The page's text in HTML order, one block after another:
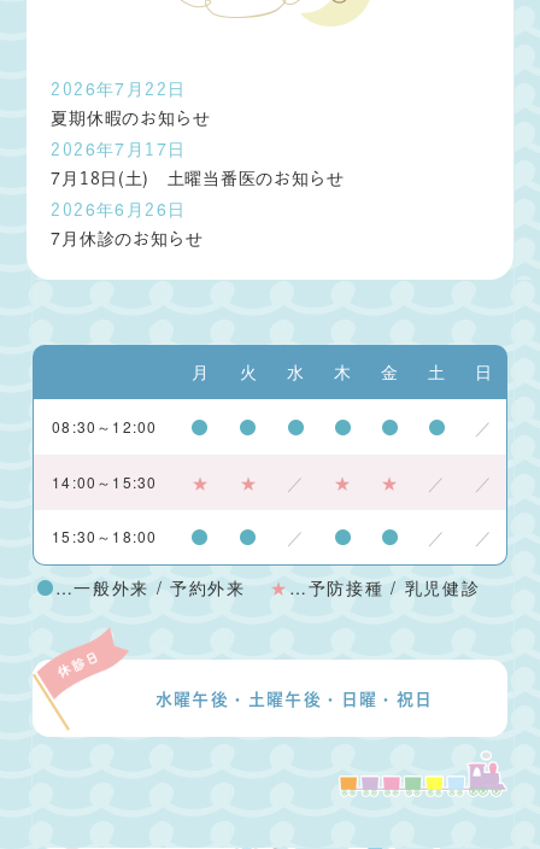
2026年7月22日
夏期休暇のお知らせ
2026年7月17日
7月18日(土) 土曜当番医のお知らせ
2026年6月26日
7月休診のお知らせ
月 火 水 木 金 土 日
08:30～12:00 ／
14:00～15:30 ★ ★ ／ ★ ★ ／ ／
15:30～18:00 ／ ／ ／
…一般外来 / 予約外来 ★ …予防接種 / 乳児健診
水曜午後・土曜午後・日曜・祝日